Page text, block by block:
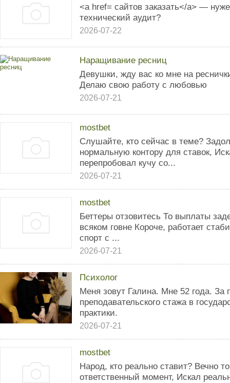
<a href= сайтов заказать</a> —
технический аудит?
2026-07-22
Наращивание ресниц
Девушки, жду вас ко мне на
Делаю свою работу с любовью
2026-07-21
mostbet
Слушайте, кто сейчас в теме?
нормальную контору для ставок,
перепробовал кучу со...
2026-07-21
mostbet
Беттеры отзовитесь То выплаты
всяком говне Короче, работает
спорт с ...
2026-07-21
Психолог
Меня зовут Галина. Мне 52 года. За
преподавательского стажа в
практики.
2026-07-21
mostbet
Народ, кто реально ставит? Вечно
ответственный момент, Искал